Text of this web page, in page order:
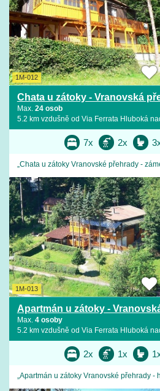
1M-012
Chata u zátoky - Vranovská
Max. 24 osob
5.2 km vzdušně od Via Ferrata Hluboká
7x 2x
„Chata u zátoky Vranovské přehrady -
1M-013
Apartmán u zátoky -
Max. 4 osoby
5.2 km vzdušně od Via Ferrata Hluboká
2x 1x
„Apartmán u zátoky Vranovské přehrady -